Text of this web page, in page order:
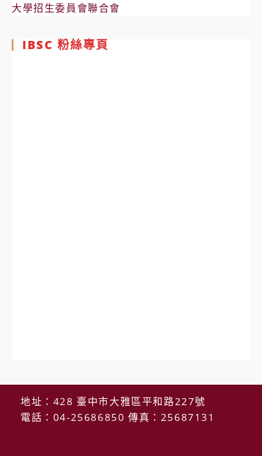
大學招生委員會聯合會
IBSC 粉絲專頁
地址：428 臺中市大雅區平和路227號
電話：04-25686850 傳真：25687131